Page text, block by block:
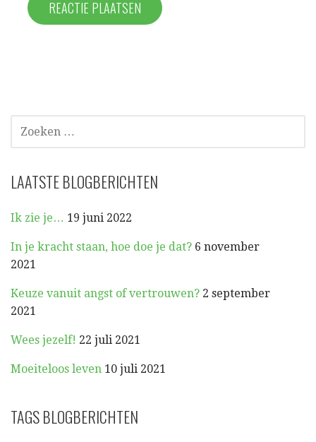
ZOEKEN
NAAR:
LAATSTE BLOGBERICHTEN
Ik zie je… 19 juni 2022
In je kracht staan, hoe doe je dat? 6 november
2021
Keuze vanuit angst of vertrouwen? 2 september
2021
Wees jezelf! 22 juli 2021
Moeiteloos leven 10 juli 2021
TAGS BLOGBERICHTEN